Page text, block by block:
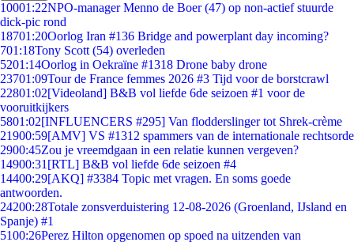
10001:22NPO-manager Menno de Boer (47) op non-actief stuurde
dick-pic rond
18701:20Oorlog Iran #136 Bridge and powerplant day incoming?
701:18Tony Scott (54) overleden
5201:14Oorlog in Oekraïne #1318 Drone baby drone
23701:09Tour de France femmes 2026 #3 Tijd voor de borstcrawl
22801:02[Videoland] B&B vol liefde 6de seizoen #1 voor de
vooruitkijkers
5801:02[INFLUENCERS #295] Van flodderslinger tot Shrek-crème
21900:59[AMV] VS #1312 spammers van de internationale rechtsorde
2900:45Zou je vreemdgaan in een relatie kunnen vergeven?
14900:31 [RTL] B&B vol liefde 6de seizoen #4
14400:29[AKQ] #3384 Topic met vragen. En soms goede
antwoorden.
24200:28Totale zonsverduistering 12-08-2026 (Groenland, IJsland en
Spanje) #1
5100:26Perez Hilton opgenomen op spoed na uitzenden van